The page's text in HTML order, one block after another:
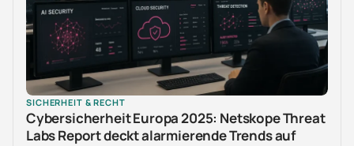
SICHERHEIT & RECHT
Cybersicherheit Europa 2025: Netskope Threat
Labs Report deckt alarmierende Trends auf